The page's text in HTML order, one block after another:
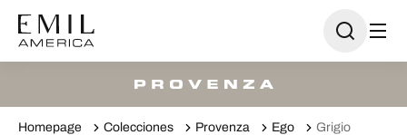
Homepage Colecciones Provenza Ego Grigio